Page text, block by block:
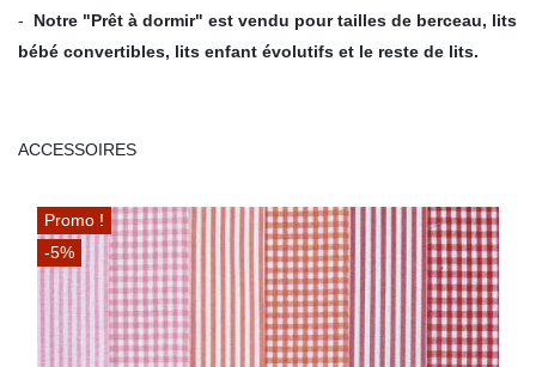
- Notre "Prêt à dormir" est vendu pour tailles de berceau, lits
bébé convertibles, lits enfant évolutifs et le reste de lits.
ACCESSOIRES
Promo !
-5%